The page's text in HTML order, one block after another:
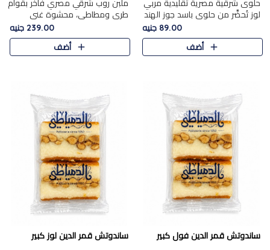
حلوى شرقية مصرية تقليدية مربي
لوز تُحضَّر من حلوى باسد جوز الهند
بقوام طري ومذاق غني، وتُزين
وتغطاه بقطع اللوز الفاخر التي
تضيف لمسة مميزة م..
89.00 جنيه
أضف
ملبن روب شرقي مصري فاخر بقوام
طري ومطاطي، محشوة غني
بسخاء بقطع عين الجمل واللوز
الفاخر التي تضيف قرمشة مميزة
ومرضية ونكهة ناتي غنية في كل
239.00 جنيه
أضف
ساندوتش قمر الدين فول كبير ساندوتش قمر الدين لوز كبير